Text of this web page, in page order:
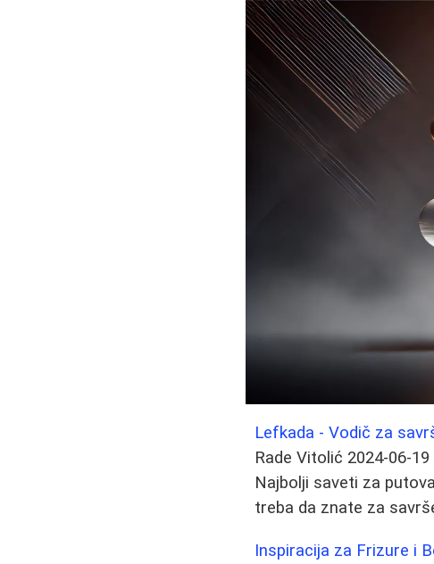
Lefkada - Vodič za
Rade Vitolić 2024-06-19
Najbolji saveti za
treba da znate za
Inspiracija za Frizure i